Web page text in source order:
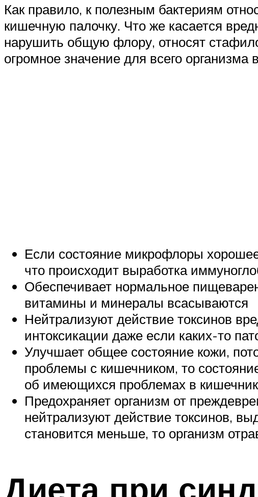
Как правило, к полезным бактериям
кишечную палочку. Что же касается
нарушить общую флору, относят
огромное значение для всего организма
Если состояние микрофлоры
что происходит выработка
Обеспечивает нормальное
витамины и минералы всасываются
Нейтрализуют действие токсинов
интоксикации даже если каких-то
Улучшает общее состояние кожи,
проблемы с кишечником, то
об имеющихся проблемах в
Предохраняет организм от
нейтрализуют действие токсинов,
становится меньше, то организм